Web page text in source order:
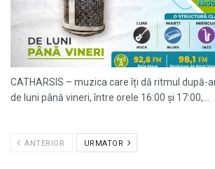
CATHARSIS – muzica care îți dă ritmul după-
de luni până vineri, între orele 16:00 și 17:00,...
ANTERIOR URMATOR